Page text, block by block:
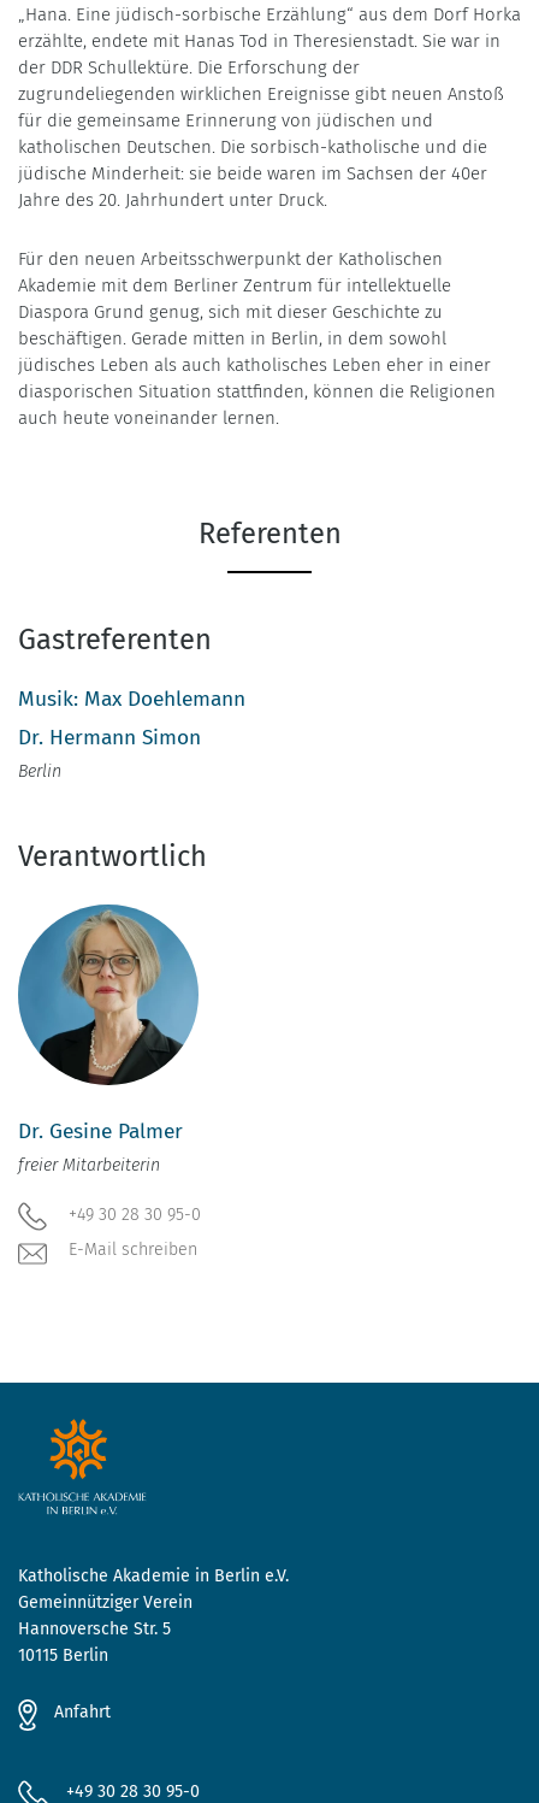
„Hana. Eine jüdisch-sorbische Erzählung“ aus dem Dorf Horka
erzählte, endete mit Hanas Tod in Theresienstadt. Sie war in
der DDR Schullektüre. Die Erforschung der
zugrundeliegenden wirklichen Ereignisse gibt neuen Anstoß
für die gemeinsame Erinnerung von jüdischen und
katholischen Deutschen. Die sorbisch-katholische und die
jüdische Minderheit: sie beide waren im Sachsen der 40er
Jahre des 20. Jahrhundert unter Druck.
Für den neuen Arbeitsschwerpunkt der Katholischen
Akademie mit dem Berliner Zentrum für intellektuelle
Diaspora Grund genug, sich mit dieser Geschichte zu
beschäftigen. Gerade mitten in Berlin, in dem sowohl
jüdisches Leben als auch katholisches Leben eher in einer
diasporischen Situation stattfinden, können die Religionen
auch heute voneinander lernen.
Referenten
Gastreferenten
Musik: Max Doehlemann
Dr. Hermann Simon
Berlin
Verantwortlich
Dr. Gesine Palmer
freier Mitarbeiterin
+49 30 28 30 95-0
E-Mail schreiben
Katholische Akademie in Berlin e.V.
Gemeinnütziger Verein
Hannoversche Str. 5
10115 Berlin
Anfahrt
+49 30 28 30 95-0